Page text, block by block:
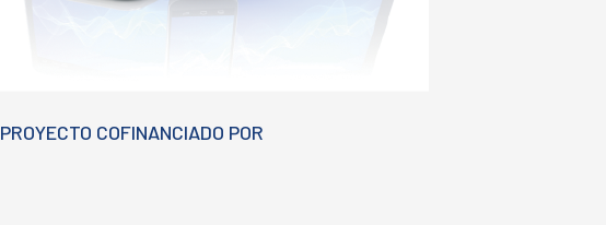
PROYECTO COFINANCIADO POR